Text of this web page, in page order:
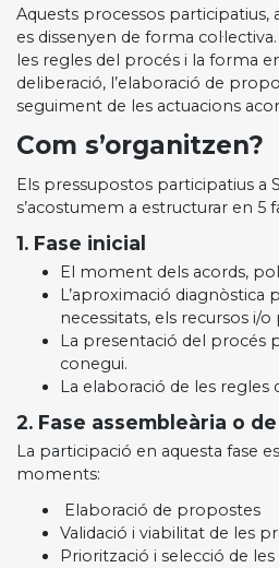
Aquests processos participatius,
es dissenyen de forma
les regles del procés i la forma
deliberació, l’elaboració de
seguiment de les actuacions
Com s’organitzen?
Els pressupostos participatius a
s’acostumem a estructurar en 5
1. Fase inicial
El moment dels acords,
L’aproximació diagnòstica
necessitats, els recursos i/
La presentació del procés
conegui.
La elaboració de les regles
2. Fase assembleària o
La participació en aquesta fase
moments:
Elaboració de propostes
Validació i viabilitat de les
Priorització i selecció de